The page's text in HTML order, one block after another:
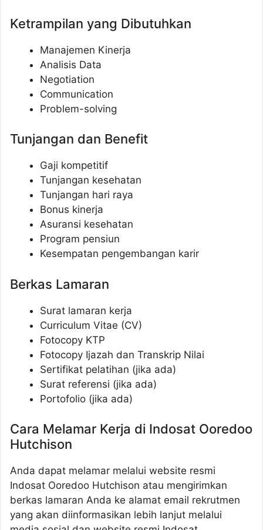
Ketrampilan yang Dibutuhkan
Manajemen Kinerja
Analisis Data
Negotiation
Communication
Problem-solving
Tunjangan dan Benefit
Gaji kompetitif
Tunjangan kesehatan
Tunjangan hari raya
Bonus kinerja
Asuransi kesehatan
Program pensiun
Kesempatan pengembangan karir
Berkas Lamaran
Surat lamaran kerja
Curriculum Vitae (CV)
Fotocopy KTP
Fotocopy Ijazah dan Transkrip Nilai
Sertifikat pelatihan (jika ada)
Surat referensi (jika ada)
Portofolio (jika ada)
Cara Melamar Kerja di Indosat Ooredoo
Hutchison
Anda dapat melamar melalui website resmi
Indosat Ooredoo Hutchison atau mengirimkan
berkas lamaran Anda ke alamat email rekrutmen
yang akan diinformasikan lebih lanjut melalui